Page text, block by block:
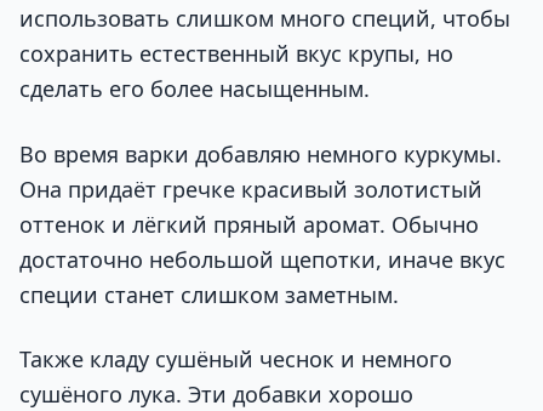
использовать слишком много специй, чтобы
сохранить естественный вкус крупы, но
сделать его более насыщенным.
Во время варки добавляю немного куркумы.
Она придаёт гречке красивый золотистый
оттенок и лёгкий пряный аромат. Обычно
достаточно небольшой щепотки, иначе вкус
специи станет слишком заметным.
Также кладу сушёный чеснок и немного
сушёного лука. Эти добавки хорошо